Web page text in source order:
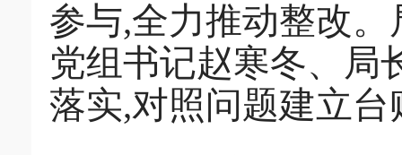
参与,全力推动整改
党组书记赵寒冬、局
落实,对照问题建立